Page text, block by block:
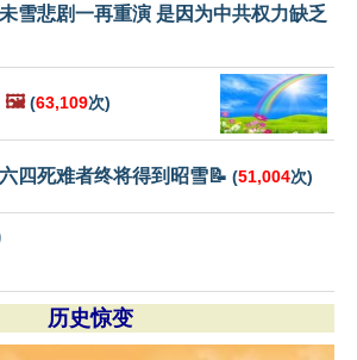
雪悲剧一再重演 是因为中共权力缺乏
🖼️ (63,109次)
四死难者终将得到昭雪📝 (51,004次)
历史惊变